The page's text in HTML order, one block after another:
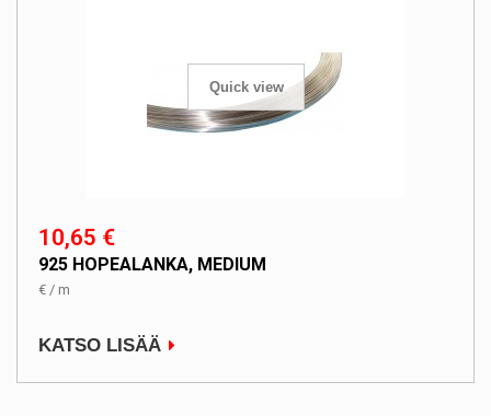
Quick view
10,65 €
925 HOPEALANKA, MEDIUM
€ / m
KATSO LISÄÄ